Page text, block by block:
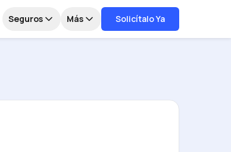
Seguros Más Solicítalo Ya